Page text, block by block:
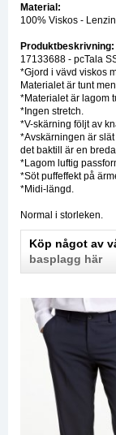
Material:
100% Viskos -
Produktbeskrivning:
17133688 - pcTala
*Gjord i vävd viskos
Materialet är tunt
*Materialet är lagom
*Ingen stretch.
*V-skärning följt av
*Avskärningen är
det baktill är en
*Lagom luftig
*Söt puffeffekt på
*Midi-längd.
Normal i storleken.
Köp något av
basplagg här